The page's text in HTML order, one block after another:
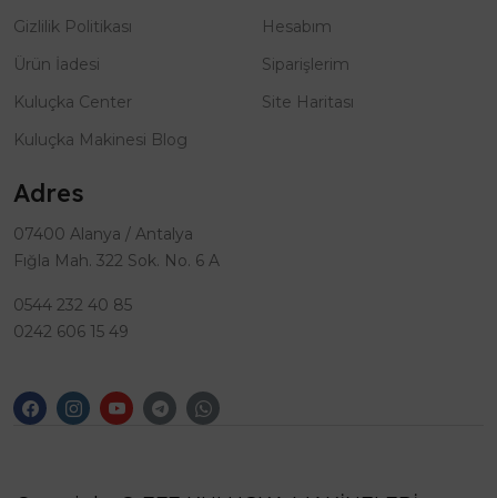
Gizlilik Politikası
Ürün İadesi
Kuluçka Center
Kuluçka Makinesi Blog
Hesabım
Siparişlerim
Site Haritası
Adres
07400 Alanya / Antalya
Fığla Mah. 322 Sok. No. 6 A
0544 232 40 85
0242 606 15 49